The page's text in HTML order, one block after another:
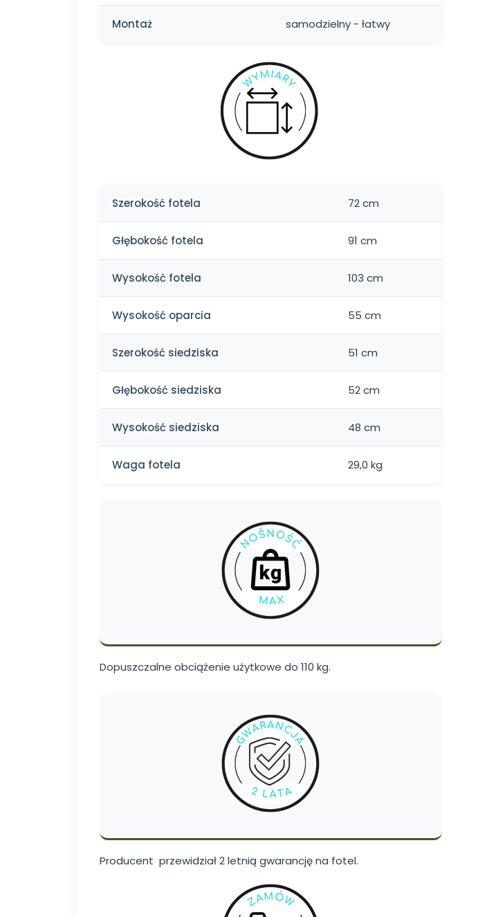
Montaż samodzielny - łatwy
Szerokość fotela 72 cm
Głębokość fotela 91 cm
Wysokość fotela 103 cm
Wysokość oparcia 55 cm
Szerokość siedziska 51 cm
Głębokość siedziska 52 cm
Wysokość siedziska 48 cm
Waga fotela 29,0 kg
Dopuszczalne obciążenie użytkowe do 110 kg.
Producent przewidział 2 letnią gwarancję na fotel.